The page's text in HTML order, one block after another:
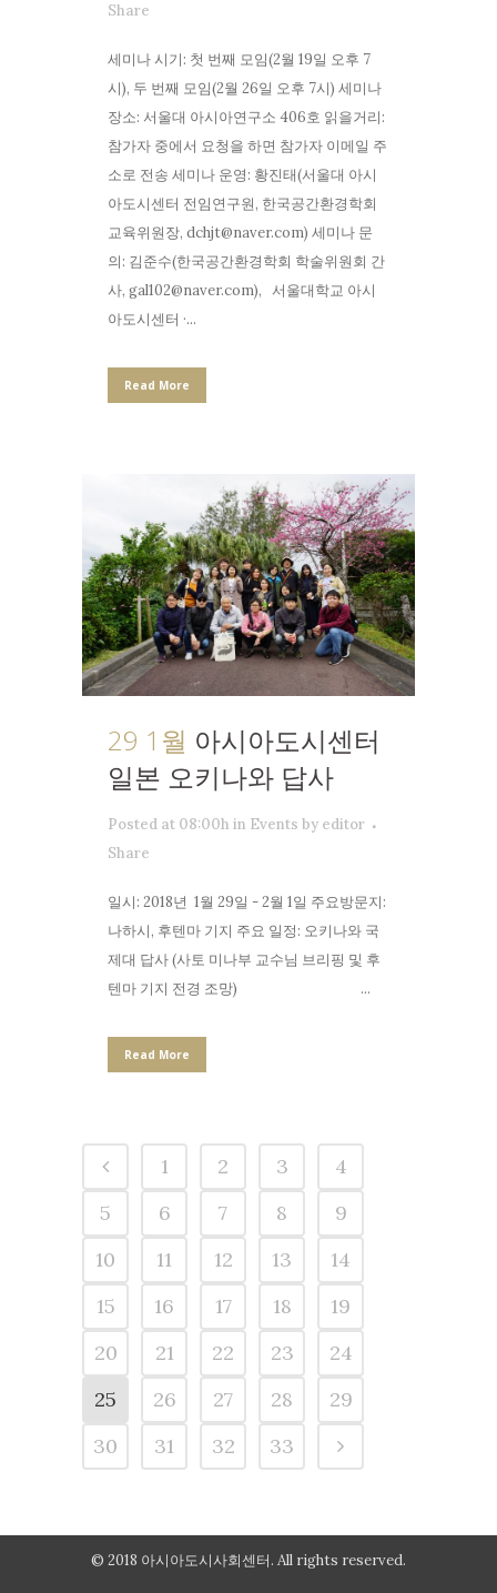
Share
세미나 시기: 첫 번째 모임(2월 19일 오후 7
시), 두 번째 모임(2월 26일 오후 7시) 세미나
장소: 서울대 아시아연구소 406호 읽을거리:
참가자 중에서 요청을 하면 참가자 이메일 주
소로 전송 세미나 운영: 황진태(서울대 아시
아도시센터 전임연구원, 한국공간환경학회
교육위원장, dchjt@naver.com) 세미나 문
의: 김준수(한국공간환경학회 학술위원회 간
사, gal102@naver.com), 서울대학교 아시
아도시센터 ·...
Read More
29 1월 아시아도시센터
일본 오키나와 답사
Posted at 08:00h in Events by editor
Share
일시: 2018년 1월 29일 - 2월 1일 주요방문지:
나하시, 후텐마 기지 주요 일정: 오키나와 국
제대 답사 (사토 미나부 교수님 브리핑 및 후
텐마 기지 전경 조망) ...
Read More
1 2 3
4
5
6 7 8
9
10
11 12 13
14
15
16 17 18
19
20
21 22 23
24
25
26 27 28
29
30
31 32 33
© 2018 아시아도시사회센터. All rights reserved.